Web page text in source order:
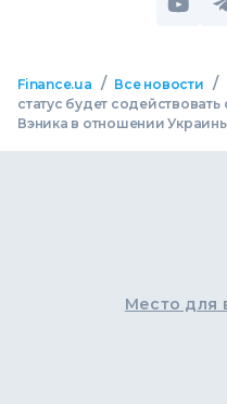
Finance.ua / Все новости /
статус будет
Вэника в отношении
Место для